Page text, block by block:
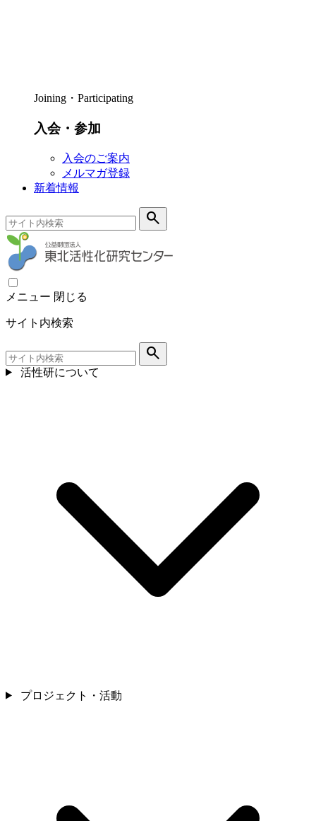
Joining・Participating
入会・参加
入会のご案内
メルマガ登録
新着情報
search
メニュー 閉じる
サイト内検索
search
活性研について
プロジェクト・活動